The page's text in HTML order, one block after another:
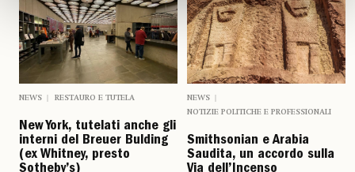
NEWS RESTAURO E TUTELA
New York, tutelati anche gli
interni del Breuer Bulding
(ex Whitney, presto
NEWS
NOTIZIE POLITICHE E PROFESSIONALI
Smithsonian e Arabia
Saudita, un accordo sulla